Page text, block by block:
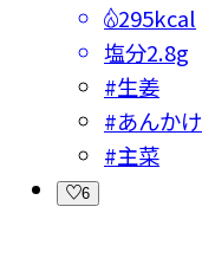
295kcal
塩分2.8g
#生姜
#あんかけ
#主菜
6